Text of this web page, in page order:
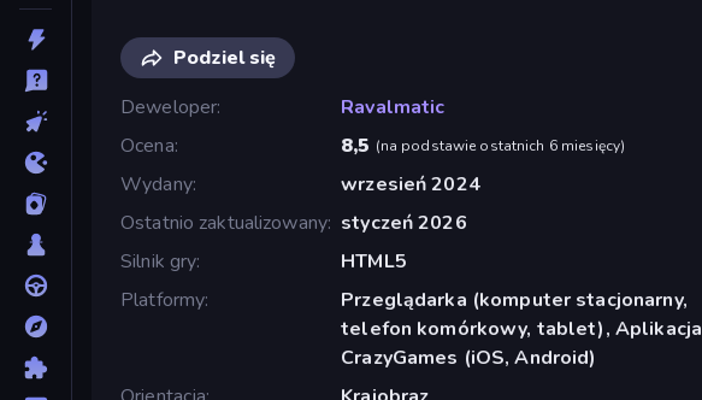
Podziel się
Deweloper
Ravalmatic
Ocena
8,5 (na podstawie ostatnich 6 miesięcy)
Wydany
wrzesień 2024
Ostatnio zaktualizowany styczeń 2026
Silnik gry
HTML5
Platformy
Przeglądarka (komputer stacjonarny,
telefon komórkowy, tablet), Aplikacja
CrazyGames (iOS, Android)